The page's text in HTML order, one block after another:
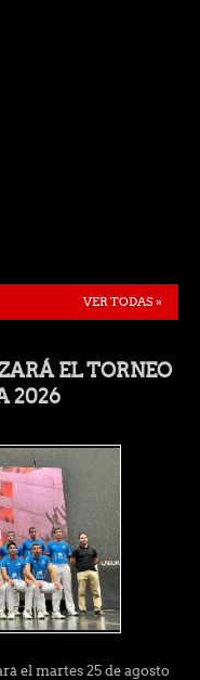
VER TODAS »
EL TORNEO
2026
el martes 25 de agosto